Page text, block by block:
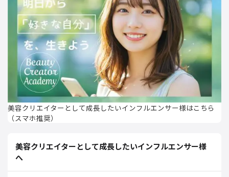
美容クリエイターとして成長したいインフルエンサー様はこちら
（スマホ推奨）
美容クリエイターとして成長したいインフルエンサー様
へ